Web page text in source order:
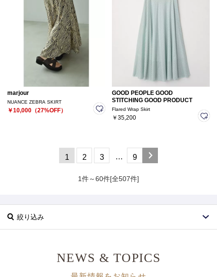
marjour
NUANCE ZEBRA SKIRT
￥10,000（27%OFF）
GOOD PEOPLE GOOD
STITCHING GOOD PRODUCT
Flared Wrap Skirt
￥35,200
1 2 3 … 9
1件～60件[全507件]
絞り込み
NEWS & TOPICS